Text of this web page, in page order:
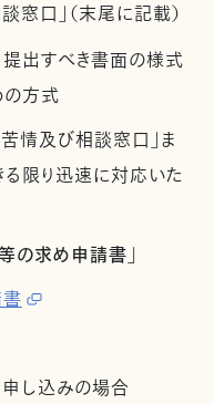
窓口」（末尾に記載）
出すべき書面の様式
方式
情及び相談窓口」ま
る限り迅速に対応いた
の求め申請書」
し込みの場合